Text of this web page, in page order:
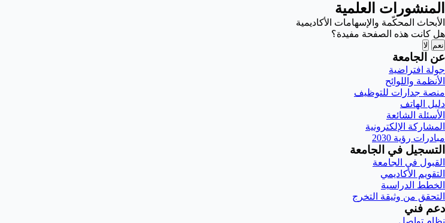
المنشورات العلمية
الأبحاث المحكّمة والإسهامات الأكاديمية
هل كانت هذه الصفحة مفيدة؟
نعم لا
عن الجامعة
جولة افتراضية
الأنظمة واللوائح
منصة جدارات للتوظيف
دليل الهاتف
الأسئلة الشائعة
المشاركة الإلكترونية
مبادرات رؤية 2030
التسجيل في الجامعة
القبول في الجامعة
التقويم الأكاديمي
الخطط الدراسية
التحقق من وثيقة التخرج
دعم فني
نظام تواصل